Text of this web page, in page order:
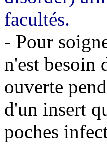
facultés.
- Pour
n'est besoin
ouverte
d'un insert
poches